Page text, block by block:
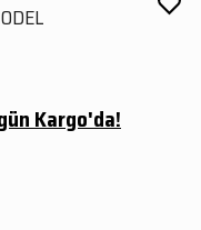
Kargo'da!